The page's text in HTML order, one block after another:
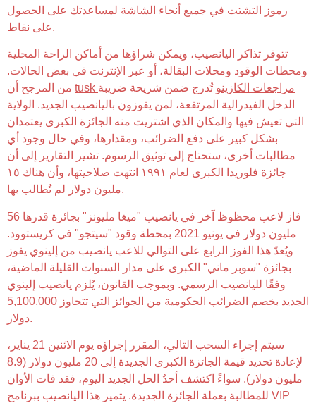
رموز التشتت في جميع أنحاء الشاشة لمساعدتك على الحصول
على نقاط.
تتوفر تذاكر اليانصيب، ويمكن شراؤها من أماكن الراحة المحلية
ومحطات الوقود ومحلات البقالة، أو عبر الإنترنت في بعض الحالات.
tusk مراجعات الكازينو تُدرج ضمن شريحة ضريبة
الدخل الفيدرالية المرتفعة، لمن يفوزون باليانصيب الجديد. الولاية
التي تعيش فيها والمكان الذي اشتريت منه الجائزة الكبرى يعتمدان
بشكل كبير على دفع الضرائب، ومقدارها، وفي حال وجود أي
مطالبات أخرى، ستحتاج إلى توثيق الرسوم. تشير التقارير إلى أن
جائزة فلوريدا الكبرى لعام ١٩٩١ انتهت صلاحيتها، وأن هناك ١٥
مليون دولار لم تُطالب بها.
فاز لاعب محظوظ آخر في يانصيب "ميغا مليونز" بجائزة قدرها 56
مليون دولار في يونيو 2021 بمحطة وقود "سيتجو" في كريستوود.
ويُعدّ هذا الفوز الرابع على التوالي للاعب يانصيب من إلينوي يفوز
بجائزة "سوبر ماني" الكبرى على مدار السنوات القليلة الماضية،
وفقًا لليانصيب الرسمي. وبموجب القانون، يُلزم يانصيب إلينوي
الجديد بخصم الضرائب الحكومية من الجوائز التي تتجاوز 5,100,000
دولار.
سيتم إجراء السحب التالي، المقرر إجراؤه يوم الاثنين 21 يناير،
لإعادة تحديد قيمة الجائزة الكبرى الجديدة إلى 20 مليون دولار (8.9
مليون دولار). سواءً اكتشف أحدٌ الحل الجديد اليوم، فقد فات الأوان
للمطالبة بعملة الجائزة الجديدة. يتميز هذا اليانصيب ببرنامج VIP